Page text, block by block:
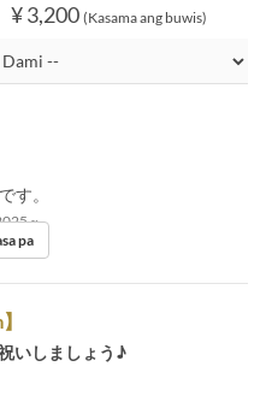
¥ 3,200 (Kasama ang buwis)
す。
~
pa
いしましょう♪